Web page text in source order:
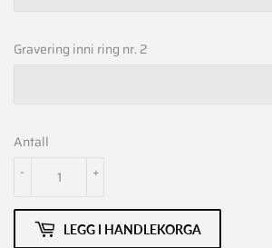
Gravering inni ring nr. 2
Antall
+
-
LEGG I HANDLEKORGA